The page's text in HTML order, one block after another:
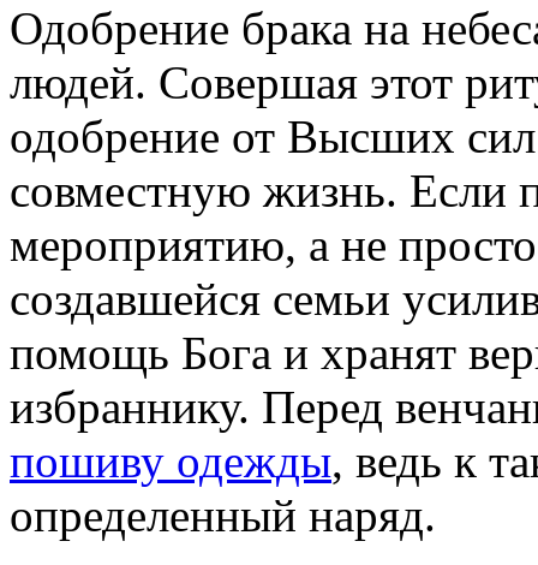
Одобрение брака на
людей. Совершая этот
одобрение от Высших
совместную жизнь. Если
мероприятию, а не
создавшейся семьи
помощь Бога и хранят
избраннику. Перед
пошиву одежды, ведь к
определенный наряд.